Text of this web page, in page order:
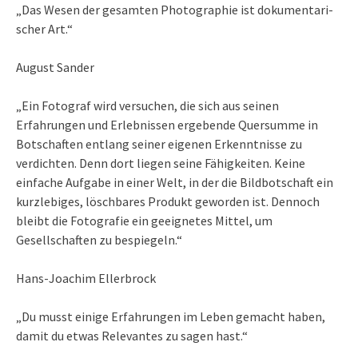
„Das We­sen der ge­sam­ten Pho­to­gra­phie ist do­ku­men­ta­ri­
scher Art.“
August Sander
„Ein Fotograf wird versuchen, die sich aus seinen
Erfahrungen und Erlebnissen ergebende Quersumme in
Botschaften entlang seiner eigenen Erkenntnisse zu
verdichten. Denn dort liegen seine Fähigkeiten. Keine
einfache Aufgabe in einer Welt, in der die Bildbotschaft ein
kurzlebiges, löschbares Produkt geworden ist. Dennoch
bleibt die Fotografie ein geeignetes Mittel, um
Gesellschaften zu bespiegeln.“
Hans-Joachim Ellerbrock
„Du musst einige Erfahrungen im Leben gemacht haben,
damit du etwas Relevantes zu sagen hast.“